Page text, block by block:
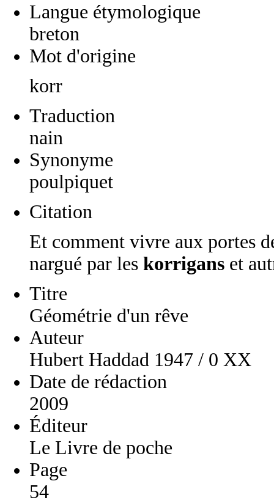
Langue étymologique
breton
Mot d'origine
korr
Traduction
nain
Synonyme
poulpiquet
Citation
Et comment vivre aux portes
nargué par les korrigans et
Titre
Géométrie d'un rêve
Auteur
Hubert Haddad 1947 / 0 XX
Date de rédaction
2009
Éditeur
Le Livre de poche
Page
54